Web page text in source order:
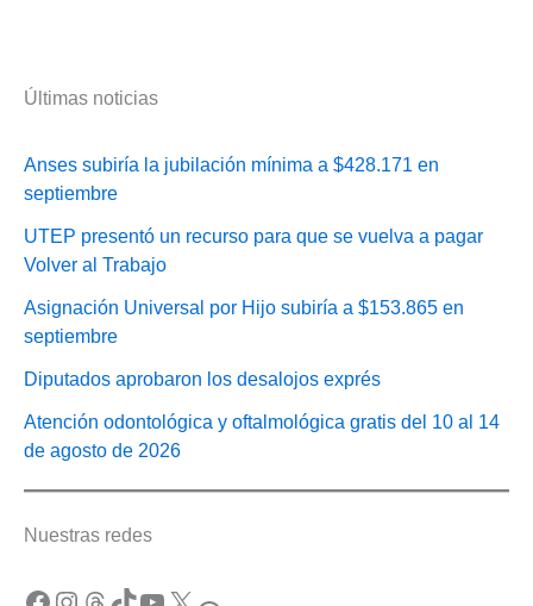
Últimas noticias
Anses subiría la jubilación mínima a $428.171 en
septiembre
UTEP presentó un recurso para que se vuelva a pagar
Volver al Trabajo
Asignación Universal por Hijo subiría a $153.865 en
septiembre
Diputados aprobaron los desalojos exprés
Atención odontológica y oftalmológica gratis del 10 al 14
de agosto de 2026
Nuestras redes